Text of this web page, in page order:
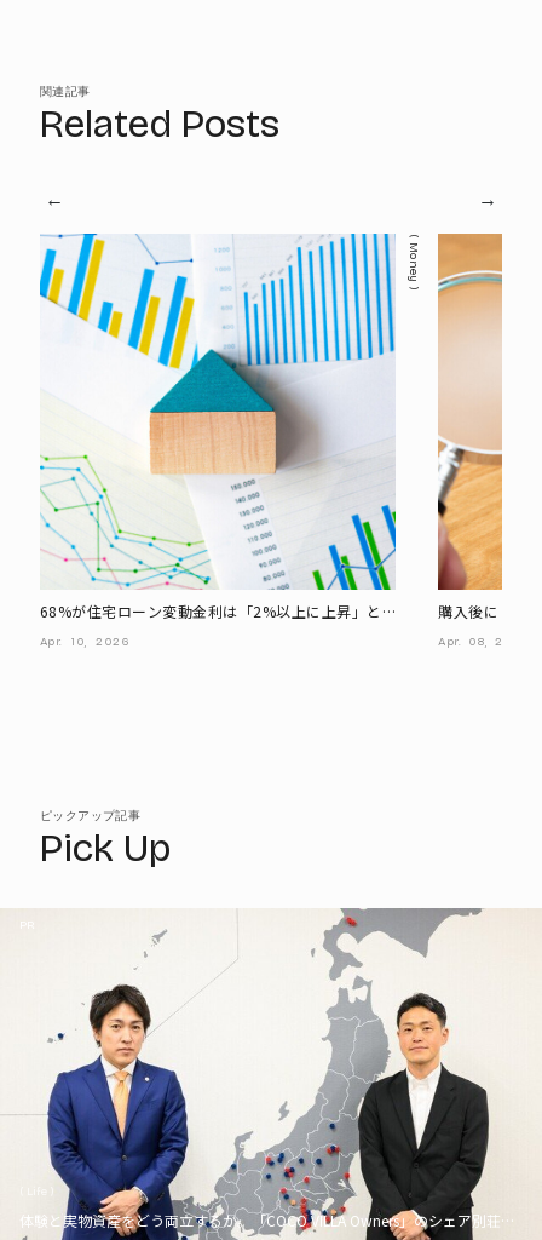
関連記事
Related Posts
Money
68%が住宅ローン変動金利は「2%以上に上昇」と
予想。繰り上げ返済に切り替えるのは何％から?
Apr. 10, 2026
購入後に「修
マンション”
Apr. 08, 2026
ピックアップ記事
Pick Up
PR
体験と実物資産をどう両立するか。「COCO VILLA Owners」のシェア別荘とい